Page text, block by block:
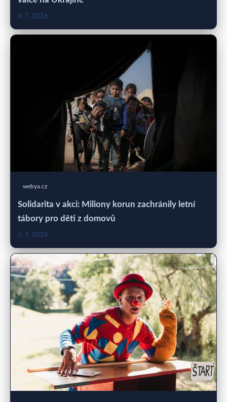
6. 7. 2026
webya.cz
Solidarita v akci: Miliony korun zachránily letní
tábory pro děti z domovů
5. 7. 2026